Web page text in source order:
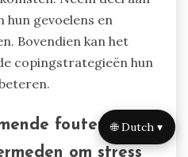
de mentale
kind in de sport
🌐 Dutch ▾